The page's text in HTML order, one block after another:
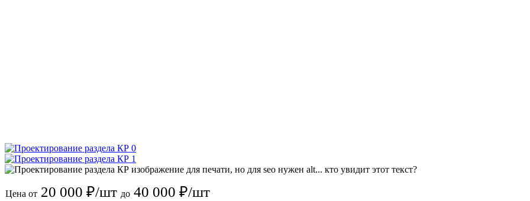
Цена от 20 000 ₽/шт до 40 000 ₽/шт